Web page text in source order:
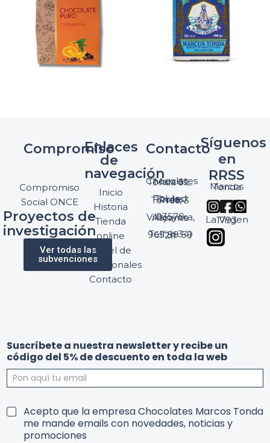
Compromiso
Compromiso
Social ONCE
Proyectos de
investigación
Ver todas las
subvenciones
Enlaces
de
navegación
Inicio
Historia
Tienda
online
Panel de
profesionales
Contacto
Contacto
Chocolates Marcos Tonda S.L.
Pol. Ind. Torres, Ptda. Torres, 3
03570 Villajoyosa, Alicante
Telf: (+34) 965 89 59 24
Síguenos
en
RRSS
Marcos Tonda
La Virgen 1793
e
c
i
n
u
e
r
m
o
s
Suscríbete a nuestra newsletter y recibe un
código del 5% de descuento en toda la web
T
Acepto que la empresa Chocolates Marcos Tonda
me mande emails con novedades, noticias y
promociones